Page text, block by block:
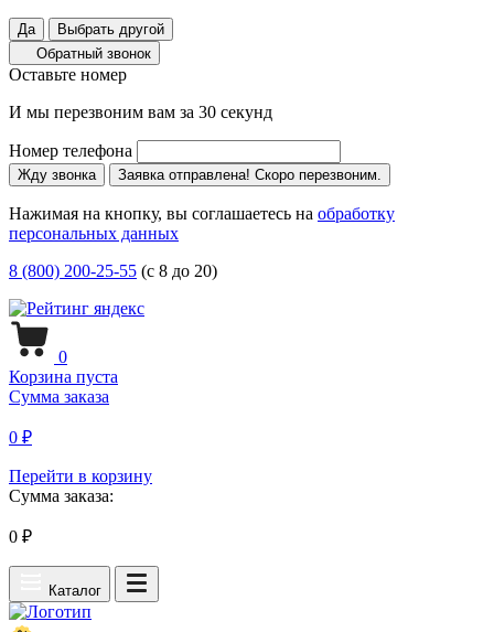
Да
Выбрать другой
Обратный звонок
Оставьте номер
И мы перезвоним вам за 30 секунд
Номер телефона
Жду звонка Заявка отправлена! Скоро перезвоним.
Нажимая на кнопку, вы соглашаетесь на обработку
персональных данных
8 (800) 200-25-55 (с 8 до 20)
0
Корзина пуста
Сумма заказа
0 ₽
Перейти в корзину
Сумма заказа:
0 ₽
Каталог